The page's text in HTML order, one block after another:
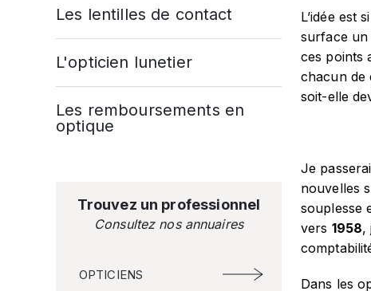
Les lentilles de contact
L'opticien lunetier
Les remboursements en
optique
Trouvez un professionnel
Consultez nos annuaires
OPTICIENS
L’idée est
surface un
ces points
chacun de
soit-elle
Je
nouvelles
souplesse
vers 1958,
Dans les